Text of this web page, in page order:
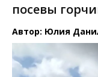
посевы
Автор: Юлия